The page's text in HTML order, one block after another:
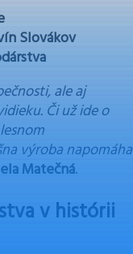
Slovákov
ale aj
Či už ide o
výroba napomáha
Matečná.
v histórii